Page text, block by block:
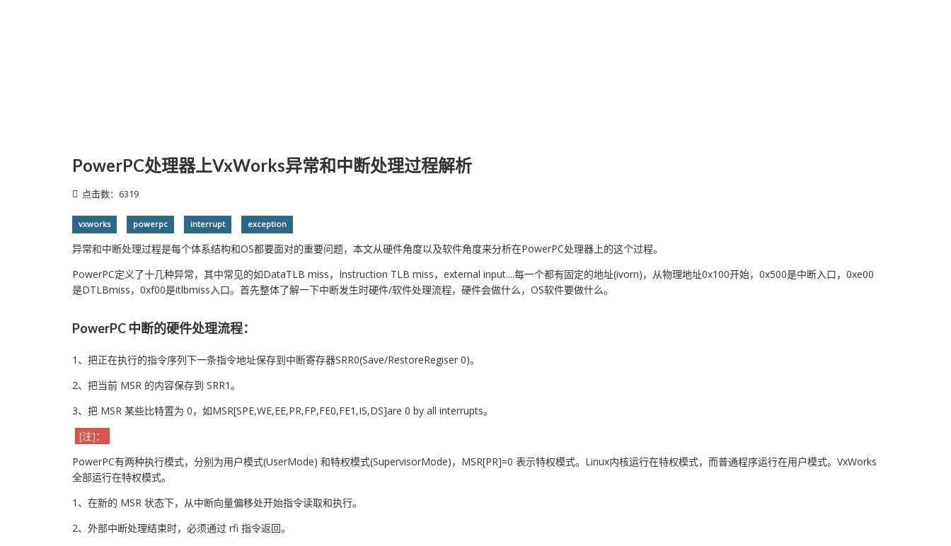
PowerPC处理器上VxWorks异常和中断处理过程解析
点击数：6319
vxworks powerpc interrupt exception
异常和中断处理过程是每个体系结构和OS都要面对的重要问题，本文从硬件角度以及软件角度来分析在PowerPC处理器上的这个过程。
PowerPC定义了十几种异常，其中常见的如DataTLB miss，Instruction TLB miss，external input....每一个都有固定的地址(ivorn)，从物理地址0x100开始，0x500是中断入口，0xe00
是DTLBmiss，0xf00是itlbmiss入口。首先整体了解一下中断发生时硬件/软件处理流程，硬件会做什么，OS软件要做什么。
PowerPC 中断的硬件处理流程：
1、把正在执行的指令序列下一条指令地址保存到中断寄存器SRR0(Save/RestoreRegiser 0)。
2、把当前 MSR 的内容保存到 SRR1。
3、把 MSR 某些比特置为 0，如MSR[SPE,WE,EE,PR,FP,FE0,FE1,IS,DS]are 0 by all interrupts。
[注]：
PowerPC有两种执行模式，分别为用户模式(UserMode) 和特权模式(SupervisorMode)，MSR[PR]=0 表示特权模式。Linux内核运行在特权模式，而普通程序运行在用户模式。VxWorks
全部运行在特权模式。
1、在新的 MSR 状态下，从中断向量偏移处开始指令读取和执行。
2、外部中断处理结束时，必须通过 rfi 指令返回。